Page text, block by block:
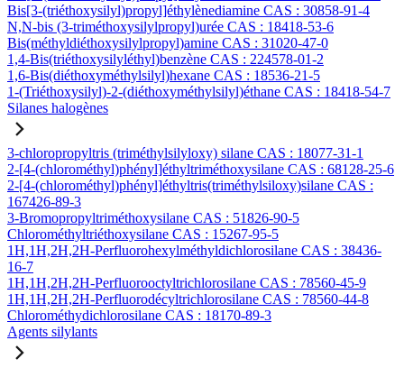
Bis[3-(triéthoxysilyl)propyl]éthylènediamine CAS : 30858-91-4
N,N-bis (3-triméthoxysilylpropyl)urée CAS : 18418-53-6
Bis(méthyldiéthoxysilylpropyl)amine CAS : 31020-47-0
1,4-Bis(triéthoxysilyléthyl)benzène CAS : 224578-01-2
1,6-Bis(diéthoxyméthylsilyl)hexane CAS : 18536-21-5
1-(Triéthoxysilyl)-2-(diéthoxyméthylsilyl)éthane CAS : 18418-54-7
Silanes halogènes
3-chloropropyltris (triméthylsilyloxy) silane CAS : 18077-31-1
2-[4-(chlorométhyl)phényl]éthyltriméthoxysilane CAS : 68128-25-6
2-[4-(chlorométhyl)phényl]éthyltris(triméthylsiloxy)silane CAS :
167426-89-3
3-Bromopropyltriméthoxysilane CAS : 51826-90-5
Chlorométhyltriéthoxysilane CAS : 15267-95-5
1H,1H,2H,2H-Perfluorohexylméthyldichlorosilane CAS : 38436-
16-7
1H,1H,2H,2H-Perfluorooctyltrichlorosilane CAS : 78560-45-9
1H,1H,2H,2H-Perfluorodécyltrichlorosilane CAS : 78560-44-8
Chlorométhydichlorosilane CAS : 18170-89-3
Agents silylants